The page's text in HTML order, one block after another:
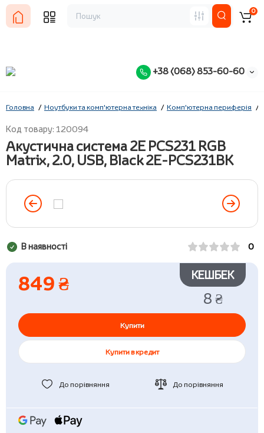
+38 (068) 853-60-60
0
Головна Ноутбуки та комп'ютерна техніка Комп'ютерна периферія
Код товару: 120094
Акустична система 2E PCS231 RGB
Matrix, 2.0, USB, Black 2E-PCS231BK
В наявності 0
849 ₴ КЕШБЕК
8 ₴
Купити
Купити в кредит
До порівняння До порівняння